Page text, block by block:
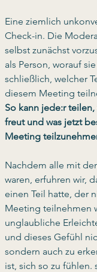
Eine ziemlich
Check-in. Die
selbst zunächst
als Person, worauf
schließlich, welcher
diesem Meeting
So kann jede:r
freut und was jetzt
Meeting
Nachdem alle mit
waren, erfuhren wir,
einen Teil hatte, der
Meeting teilnehmen
unglaubliche
und dieses Gefühl
sondern auch zu
ist, sich so zu fühlen.